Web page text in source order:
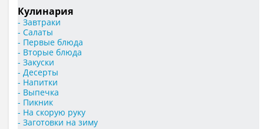
Кулинария
- Завтраки
- Салаты
- Первые блюда
- Вторые блюда
- Закуски
- Десерты
- Напитки
- Выпечка
- Пикник
- На скорую руку
- Заготовки на зиму